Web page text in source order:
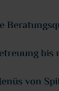
bis
von